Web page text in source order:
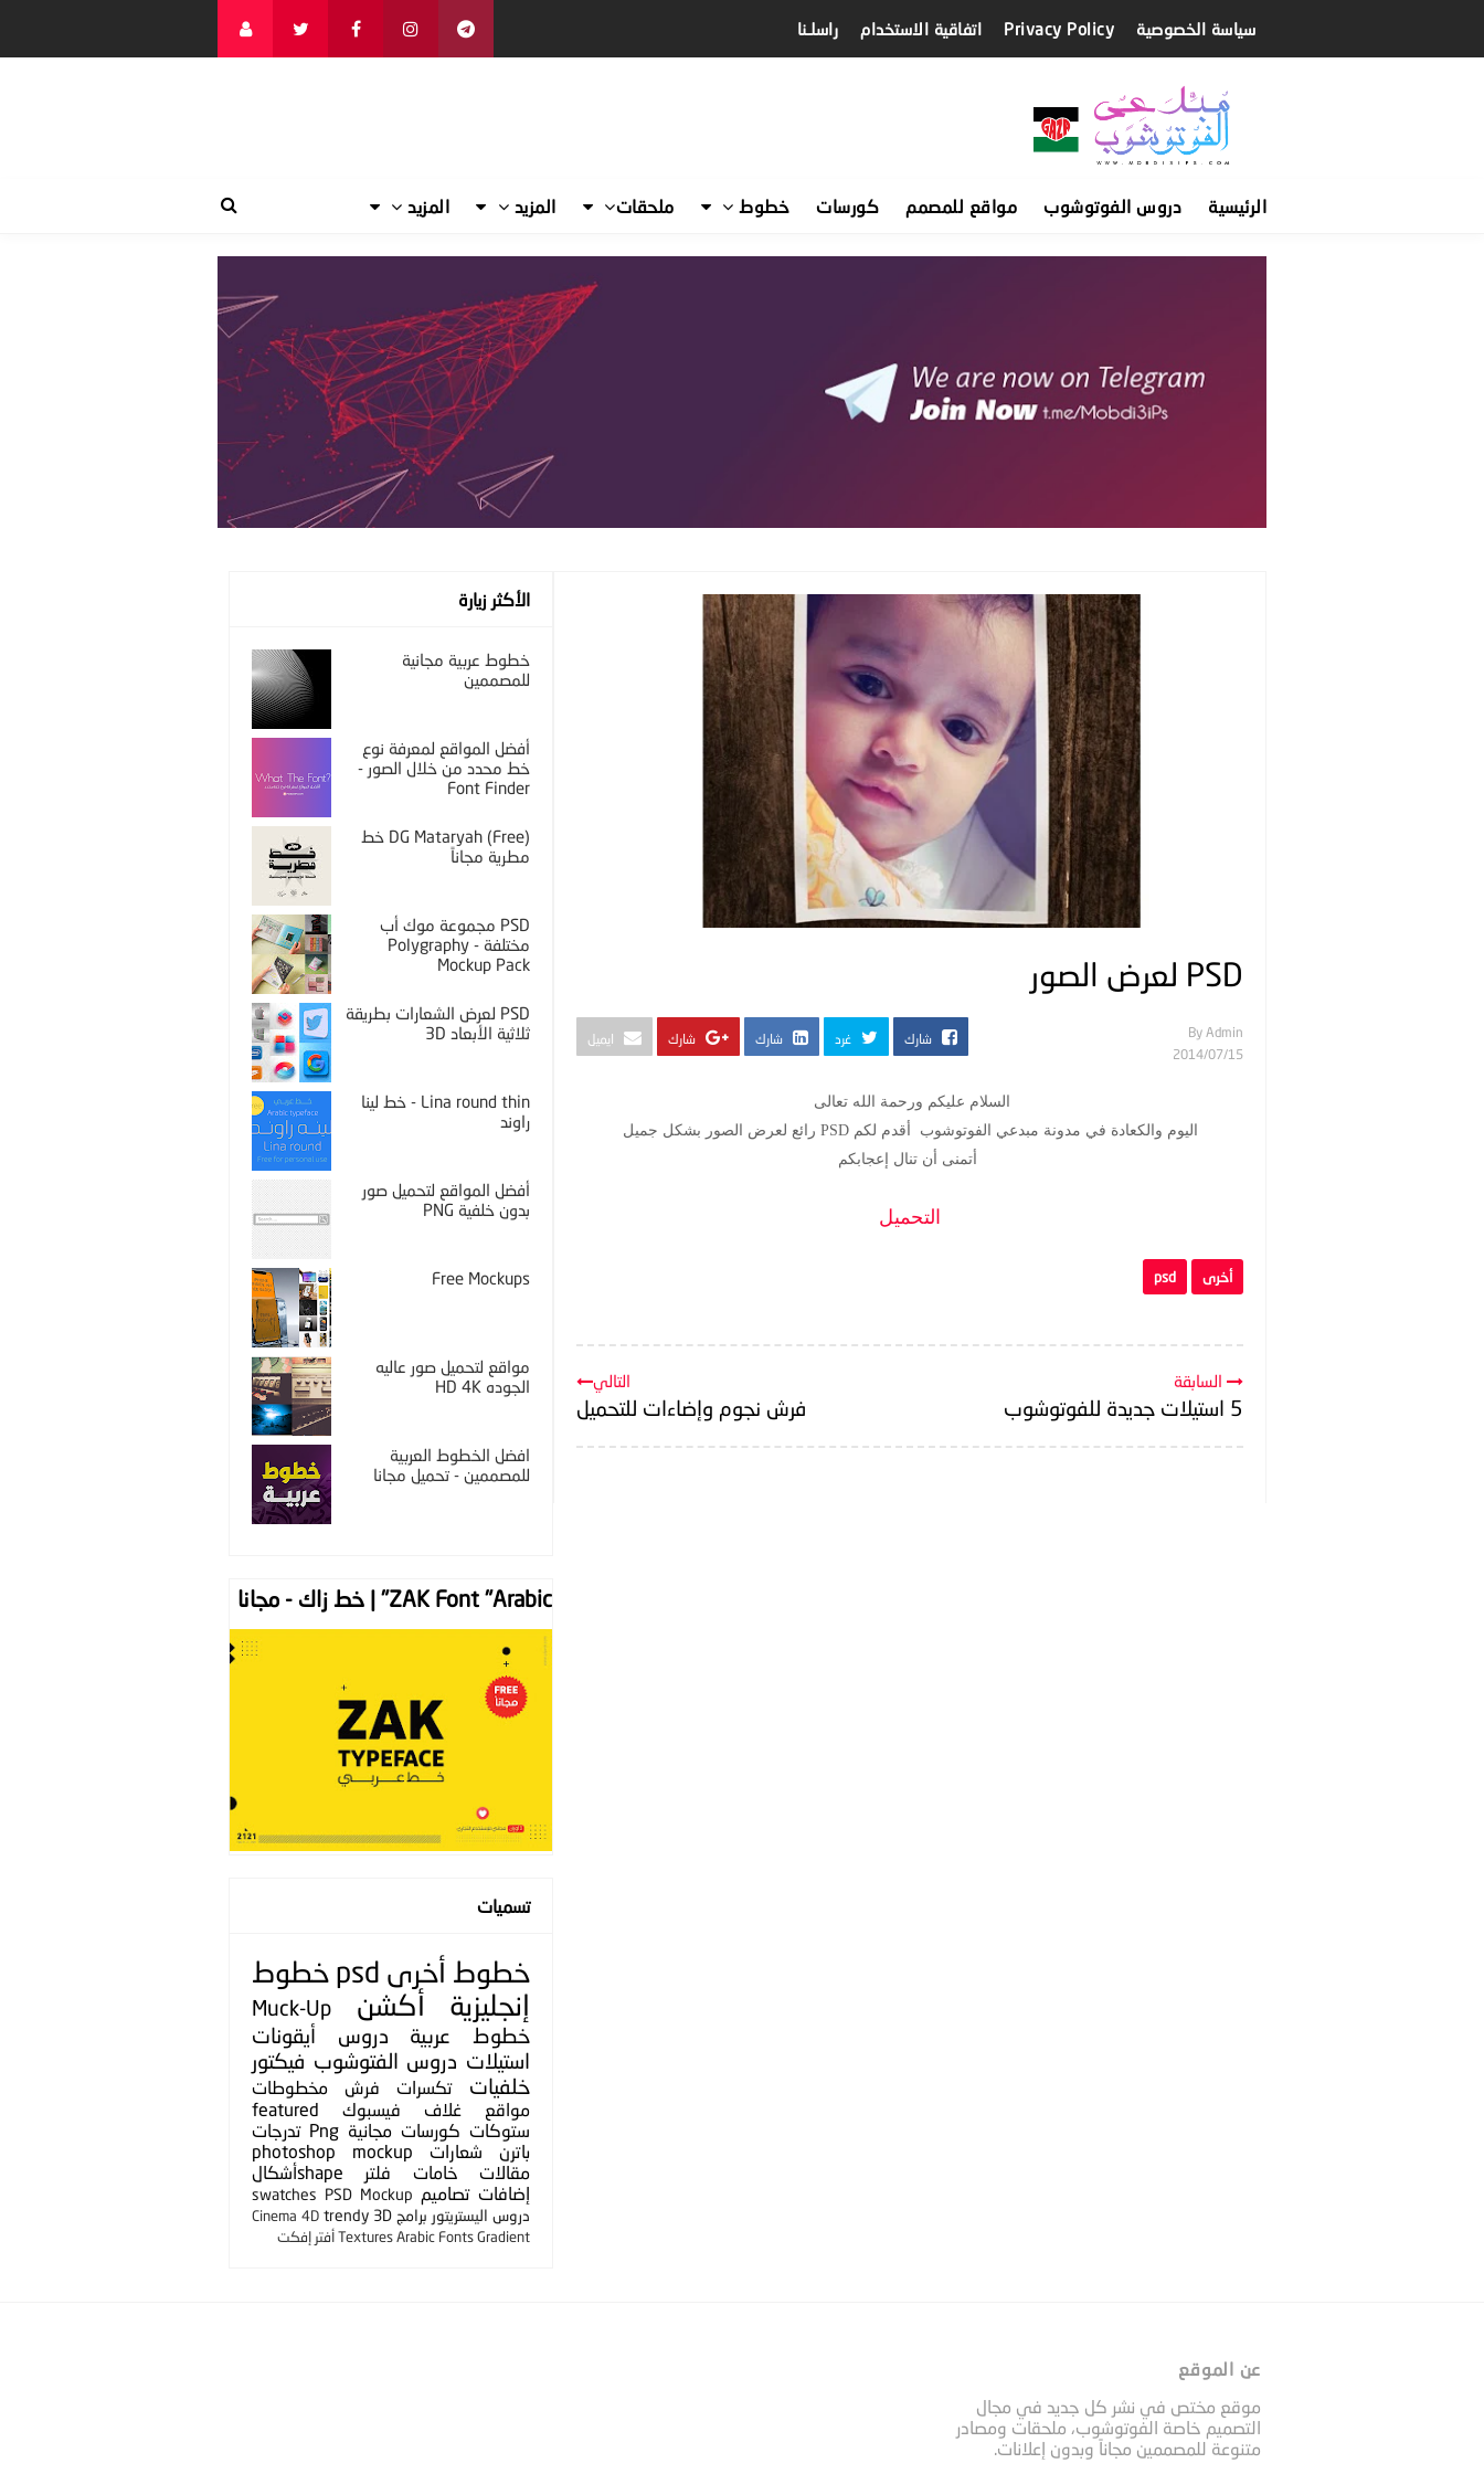
سياسة الخصوصية Privacy Policy اتفاقية الاستخدام راسلـنا
الرئيسية دروس الفوتوشوب مواقع للمصمم كورسات خطوط ملحقات المزيد المزيد
PSD لعرض الصور
By Admin
15‏/07‏/2014
شارك غرد شارك شارك ايميل
السلام عليكم ورحمة الله تعالى
اليوم والكعادة في مدونة مبدعي الفوتوشوب أقدم لكم PSD رائع لعرض الصور بشكل جميل
أتمنى أن تنال إعجابكم
التحميل
أخرى psd
التالي
فرش نجوم وإضاءات للتحميل
السابقة
5 استيلات جديدة للفوتوشوب
الأكثر زيارة
خطوط عربية مجانية
للمصممين
أفضل المواقع لمعرفة نوع
خط محدد من خلال الصور -
Font Finder
DG Mataryah (Free) خط
مطرية مجاناً
PSD مجموعة موك أب
مختلفة - Polygraphy
Mockup Pack
PSD لعرض الشعارات بطريقة
ثلاثية الأبعاد 3D
Lina round thin - خط لينا
راوند
أفضل المواقع لتحميل صور
بدون خلفية PNG
Free Mockups
مواقع لتحميل صور عاليه
الجوده HD 4K
افضل الخطوط العربية
للمصممين - تحميل مجانا
ZAK Font "Arabic" | خط زاك - مجانا
تسميات
خطوط أخرى psd خطوط
إنجليزية
أكشن
Muck-Up
خطوط عربية
دروس
أيقونات
استيلات دروس الفتوشوب فيكتور
خلفيات
تكسرات فرش
مخطوطات
مواقع
غلاف فيسبوك
featured
ستوكات كورسات مجانية Png تدرجات
باترن
شعارات
photoshop mockup
مقالات
خامات فلتر
shapeأشكال
إضافات تصاميم PSD Mockup
swatches
دروس اليستريتور برامج 3D
trendy
Cinema 4D
Gradient
Arabic Fonts
Texturesأفتر إفكت
عن الموقع
موقع مختص في نشر كل جديد في مجال
التصميم خاصة الفوتوشوب، ملحقات ومصادر
متنوعة للمصممين مجاناً وبدون إعلانات.